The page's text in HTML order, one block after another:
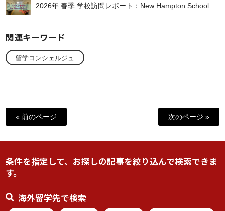
2026年 春季 学校訪問レポート：New Hampton School
関連キーワード
留学コンシェルジュ
« 前のページ 次のページ »
条件を指定して、お探しの記事を絞り込んで検索できま
す。
海外留学先で検索